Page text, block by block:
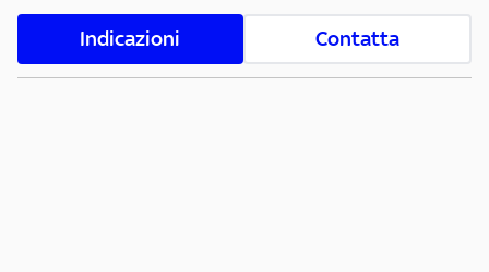
Indicazioni Contatta